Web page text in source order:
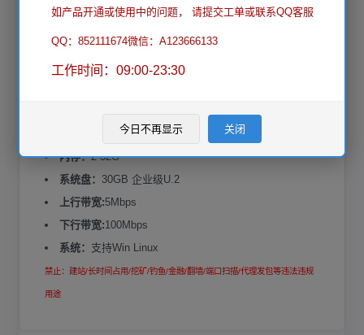
立即购买
睿频 3.7GHZ
内存：2-32G
系统盘： 30GB 企业级U.2
上行带宽:5Mbps
下行带宽:100Mbps
系统： 支持Win Linux
禁止：建站/长时间占用/挖矿/钓鱼/金融/翻墙/端口扫描/代理发包等违法违规
用途
如产品开通或使用中的问题， 请提交工单或联系QQ客服
QQ：852111674微信：A123666133
工作时间：09:00-23:30
今日不再显示 关闭